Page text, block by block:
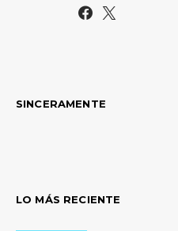
SINCERAMENTE
LO MÁS RECIENTE